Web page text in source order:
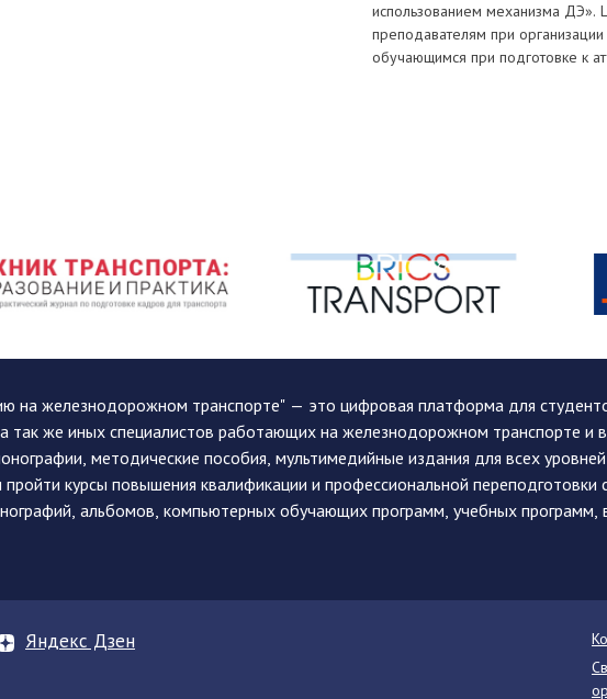
использованием механизма ДЭ».
преподавателям при
обучающимся при подготовке к
на железнодорожном транспорте" — это цифровая платформа для
а так же иных специалистов работающих на железнодорожном транспорте
методические пособия, мультимедийные издания для всех
курсы повышения квалификации и профессиональной
альбомов, компьютерных обучающих программ, учебных программ,
Яндекс Дзен